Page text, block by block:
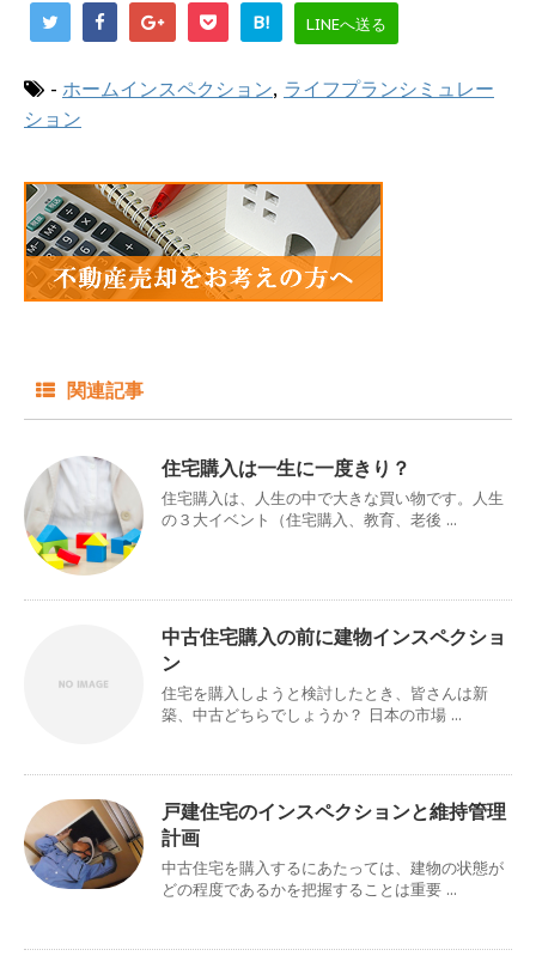
B! LINEへ送る
- ホームインスペクション, ライフプランシミュレー
ション
関連記事
住宅購入は一生に一度きり？
住宅購入は、人生の中で大きな買い物です。人生
の３大イベント（住宅購入、教育、老後 ...
中古住宅購入の前に建物インスペクショ
ン
住宅を購入しようと検討したとき、皆さんは新
築、中古どちらでしょうか？ 日本の市場 ...
戸建住宅のインスペクションと維持管理
計画
中古住宅を購入するにあたっては、建物の状態が
どの程度であるかを把握することは重要 ...